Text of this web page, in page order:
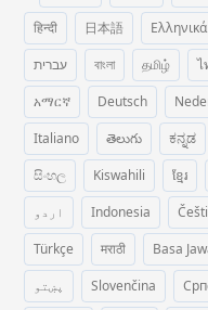
हिन्दी
日本語 Ελληνικά
עברית
বাংলা தமிழ் ไ
አማርኛ
Deutsch
Italiano
తెలుగు ಕನ್ನಡ
සිංහල
Kiswahili ខ្មែរ
اردو
Indonesia
Türkçe
मराठी Basa
پښتو
Slovenčina